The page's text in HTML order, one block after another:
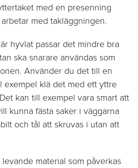
med en presenning
med takläggningen.
hyvlat passar det mindre bra
ska snarare användas som
Använder du det till en
exempel klä det med ett yttre
kan till exempel vara smart att
kunna fästa saker i väggarna
och tål att skruvas i utan att
material som påverkas